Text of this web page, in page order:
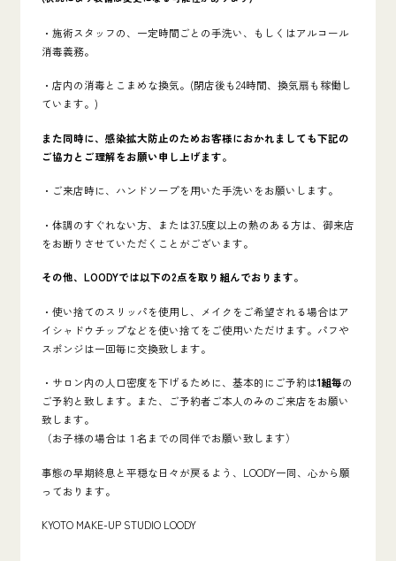
・施術スタッフの、一定時間ごとの手洗い、もしくはアルコール
消毒義務。
・店内の消毒とこまめな換気。(閉店後も24時間、換気扇も稼働し
ています。)
また同時に、感染拡大防止のためお客様におかれましても下記の
ご協力とご理解をお願い申し上げます。
・ご来店時に、ハンドソープを用いた手洗いをお願いします。
・体調のすぐれない方、または37.5度以上の熱のある方は、御来店
をお断りさせていただくことがございます。
その他、LOODYでは以下の2点を取り組んでおります。
・使い捨てのスリッパを使用し、メイクをご希望される場合はア
イシャドウチップなどを使い捨てをご使用いただけます。パフや
スポンジは一回毎に交換致します。
・サロン内の人口密度を下げるために、基本的にご予約は1組毎の
ご予約と致します。また、ご予約者ご本人のみのご来店をお願い
致します。
（お子様の場合は１名までの同伴でお願い致します）
事態の早期終息と平穏な日々が戻るよう、LOODY一同、心から願
っております。
KYOTO MAKE-UP STUDIO LOODY